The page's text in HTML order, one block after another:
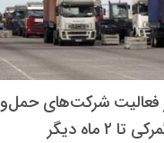
فعالیت شرکت‌های
۲ ماه دیگر